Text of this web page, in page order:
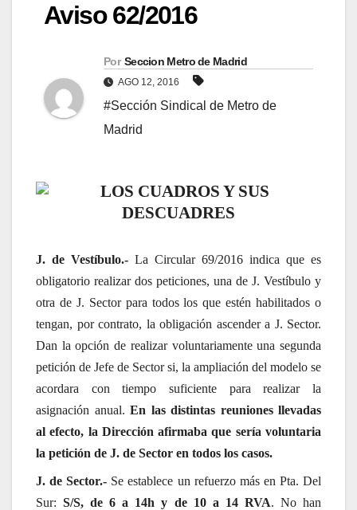
Aviso 62/2016
Por Seccion Metro de Madrid
AGO 12, 2016
#Sección Sindical de Metro de
Madrid
LOS CUADROS Y SUS
DESCUADRES
J. de Vestíbulo.- La Circular 69/2016 indica que es
obligatorio realizar dos peticiones, una de J. Vestíbulo y
otra de J. Sector para todos los que estén habilitados o
tengan, por contrato, la obligación ascender a J. Sector.
Dan la opción de realizar voluntariamente una segunda
petición de Jefe de Sector si, la ampliación del modelo se
acordara con tiempo suficiente para realizar la
asignación anual. En las distintas reuniones llevadas
al efecto, la Dirección afirmaba que sería voluntaria
la petición de J. de Sector en todos los casos.
J. de Sector.- Se establece un refuerzo más en Pta. Del
Sur:S/S, de 6 a 14h y de 10 a 14 RVA. No han